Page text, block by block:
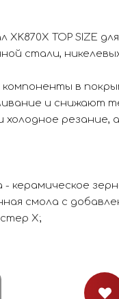
TOP SIZE
стали,
в
и снижают
холодное
керамическое
смола с
X;